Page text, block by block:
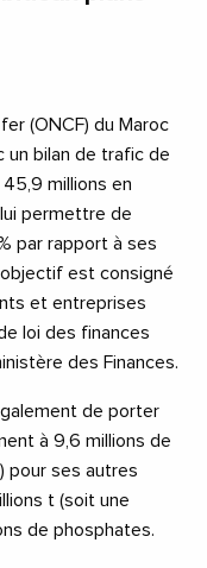
(ONCF) du Maroc
un bilan de trafic de
millions en
permettre de
par rapport à ses
est consigné
et entreprises
loi des finances
des Finances.
de porter
à 9,6 millions de
pour ses autres
t (soit une
de phosphates.